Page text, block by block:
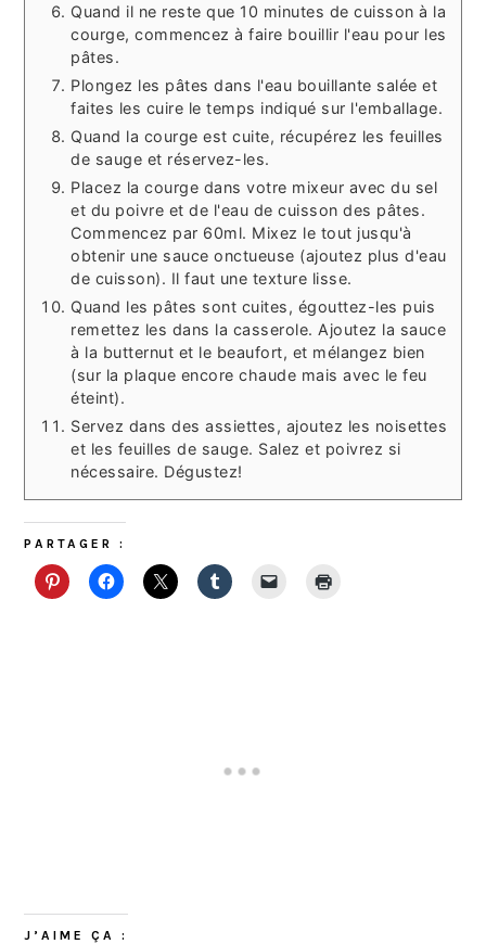
Quand il ne reste que 10 minutes de cuisson à la
courge, commencez à faire bouillir l'eau pour les
pâtes.
Plongez les pâtes dans l'eau bouillante salée et
faites les cuire le temps indiqué sur l'emballage.
Quand la courge est cuite, récupérez les feuilles
de sauge et réservez-les.
Placez la courge dans votre mixeur avec du sel
et du poivre et de l'eau de cuisson des pâtes.
Commencez par 60ml. Mixez le tout jusqu'à
obtenir une sauce onctueuse (ajoutez plus d'eau
de cuisson). Il faut une texture lisse.
Quand les pâtes sont cuites, égouttez-les puis
remettez les dans la casserole. Ajoutez la sauce
à la butternut et le beaufort, et mélangez bien
(sur la plaque encore chaude mais avec le feu
éteint).
Servez dans des assiettes, ajoutez les noisettes
et les feuilles de sauge. Salez et poivrez si
nécessaire. Dégustez!
PARTAGER :
J’AIME ÇA :